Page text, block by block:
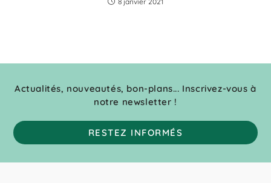
Actualités, nouveautés, bon-plans... Inscrivez-vous à
notre newsletter !
RESTEZ INFORMÉS